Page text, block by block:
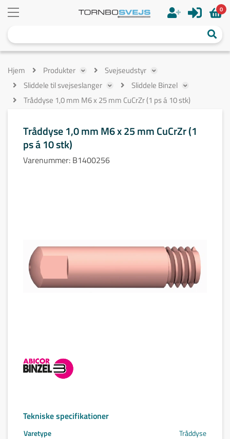
0
Hjem Produkter
Svejseudstyr
Sliddele til svejseslanger
Sliddele Binzel
Tråddyse 1,0 mm M6 x 25 mm CuCrZr (1 ps á 10 stk)
Tråddyse 1,0 mm M6 x 25 mm CuCrZr (1
ps á 10 stk)
Varenummer: B1400256
Tekniske specifikationer
Varetype
Tråddyse